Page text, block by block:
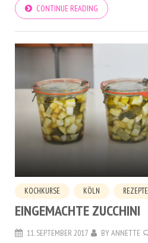
CONTINUE READING
KOCHKURSE KÖLN REZEPTE
EINGEMACHTE ZUCCHINI
11. SEPTEMBER 2017 BYANNETTE